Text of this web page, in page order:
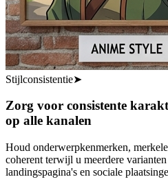
Stijlconsistentie➤
Zorg voor consistente
op alle kanalen
Houd onderwerpkenmerken,
coherent terwijl u meerdere
landingspagina's en sociale